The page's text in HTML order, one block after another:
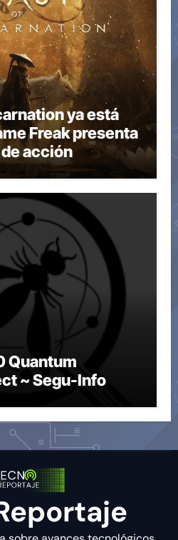
ya está
Freak presenta
de acción
Quantum
~ Segu-Info